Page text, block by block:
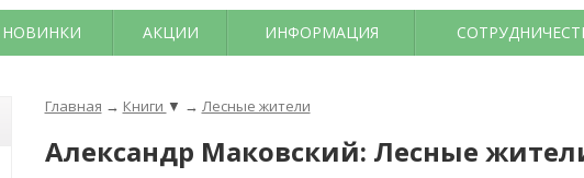
НОВИНКИ АКЦИИ ИНФОРМАЦИЯ
Главная → Книги ▼ → Лесные жители
Александр Маковский: Лесные